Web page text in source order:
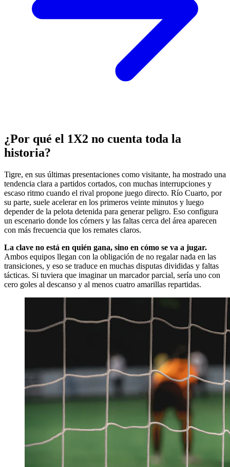
¿Por qué el 1X2 no cuenta toda la
historia?
Tigre, en sus últimas presentaciones como visitante, ha mostrado una
tendencia clara a partidos cortados, con muchas interrupciones y
escaso ritmo cuando el rival propone juego directo. Río Cuarto, por
su parte, suele acelerar en los primeros veinte minutos y luego
depender de la pelota detenida para generar peligro. Eso configura
un escenario donde los córners y las faltas cerca del área aparecen
con más frecuencia que los remates claros.
La clave no está en quién gana, sino en cómo se va a jugar.
Ambos equipos llegan con la obligación de no regalar nada en las
transiciones, y eso se traduce en muchas disputas divididas y faltas
tácticas. Si tuviera que imaginar un marcador parcial, sería uno con
cero goles al descanso y al menos cuatro amarillas repartidas.